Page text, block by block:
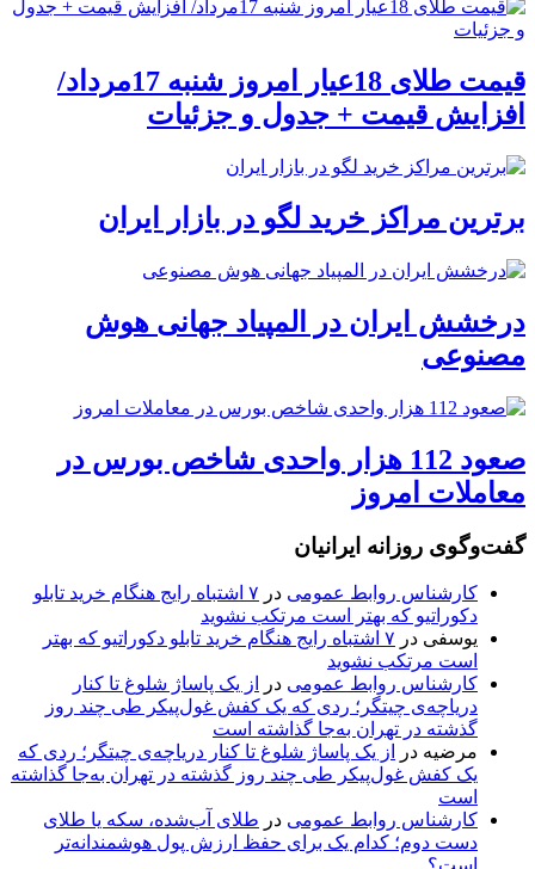
قیمت طلای 18عیار امروز شنبه 17مرداد/
افزایش قیمت + جدول و جزئیات
برترین مراکز خرید لگو در بازار ایران
درخشش ایران در المپیاد جهانی هوش
مصنوعی
صعود 112 هزار واحدی شاخص بورس در
معاملات امروز
گفت‌وگوی روزانه ایرانیان
کارشناس روابط عمومی در
۷ اشتباه رایج هنگام خرید تابلو
دکوراتیو که بهتر است مرتکب نشوید
یوسفی در
۷ اشتباه رایج هنگام خرید تابلو دکوراتیو که بهتر
است مرتکب نشوید
کارشناس روابط عمومی در
از یک پاساژ شلوغ تا کنار
دریاچه‌ی چیتگر؛ ردی که یک کفش غول‌پیکر طی چند روز
گذشته در تهران به‌جا گذاشته است
مرضیه در
از یک پاساژ شلوغ تا کنار دریاچه‌ی چیتگر؛ ردی که
یک کفش غول‌پیکر طی چند روز گذشته در تهران به‌جا گذاشته
است
کارشناس روابط عمومی در طلای آب‌شده، سکه یا طلای
دست دوم؛ کدام یک برای حفظ ارزش پول هوشمندانه‌تر